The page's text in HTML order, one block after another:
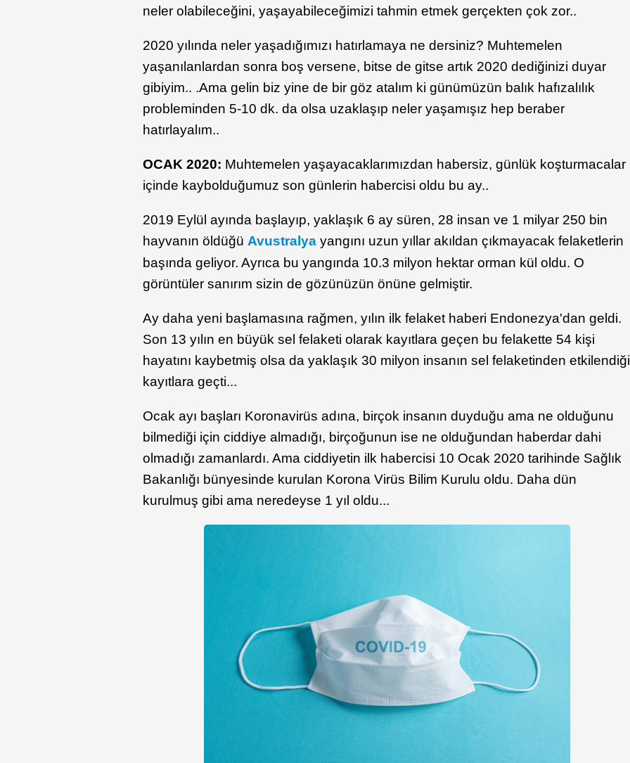
neler olabileceğini, yaşayabileceğimizi tahmin etmek gerçekten çok zor..
2020 yılında neler yaşadığımızı hatırlamaya ne dersiniz? Muhtemelen
yaşanılanlardan sonra boş versene, bitse de gitse artık 2020 dediğinizi duyar
gibiyim.. .Ama gelin biz yine de bir göz atalım ki günümüzün balık hafızalılık
probleminden 5-10 dk. da olsa uzaklaşıp neler yaşamışız hep beraber
hatırlayalım..
OCAK 2020: Muhtemelen yaşayacaklarımızdan habersiz, günlük koşturmacalar
içinde kaybolduğumuz son günlerin habercisi oldu bu ay..
2019 Eylül ayında başlayıp, yaklaşık 6 ay süren, 28 insan ve 1 milyar 250 bin
hayvanın öldüğü Avustralya yangını uzun yıllar akıldan çıkmayacak felaketlerin
başında geliyor. Ayrıca bu yangında 10.3 milyon hektar orman kül oldu. O
görüntüler sanırım sizin de gözünüzün önüne gelmiştir.
Ay daha yeni başlamasına rağmen, yılın ilk felaket haberi Endonezya'dan geldi.
Son 13 yılın en büyük sel felaketi olarak kayıtlara geçen bu felakette 54 kişi
hayatını kaybetmiş olsa da yaklaşık 30 milyon insanın sel felaketinden etkilendiği
kayıtlara geçti...
Ocak ayı başları Koronavirüs adına, birçok insanın duyduğu ama ne olduğunu
bilmediği için ciddiye almadığı, birçoğunun ise ne olduğundan haberdar dahi
olmadığı zamanlardı. Ama ciddiyetin ilk habercisi 10 Ocak 2020 tarihinde Sağlık
Bakanlığı bünyesinde kurulan Korona Virüs Bilim Kurulu oldu. Daha dün
kurulmuş gibi ama neredeyse 1 yıl oldu...